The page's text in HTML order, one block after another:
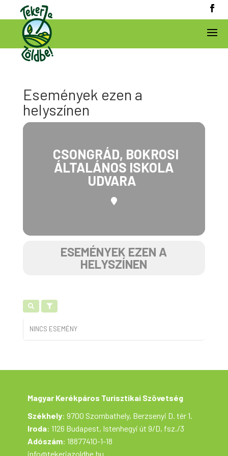
Események ezen a
helyszínen
CSONGRÁD, BOKROSI
ÁLTALÁNOS ISKOLA
UDVARA
ESEMÉNYEK EZEN A
HELYSZÍNEN
NINCS ESEMÉNY
Magyar Kerékpáros Turisztikai Szövetség
Székhely: 9700 Szombathely, Berzsenyi D. tér 1.
Iroda: 1126 Budapest, Istenhegyi út 9/D, fsz./3
Adószám: 18877410-1-18
info@tekerjazoldbe.hu